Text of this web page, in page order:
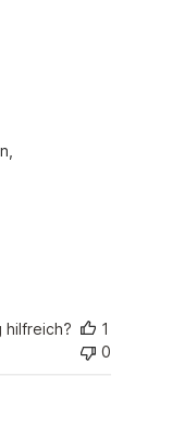
hilfreich?
1
0